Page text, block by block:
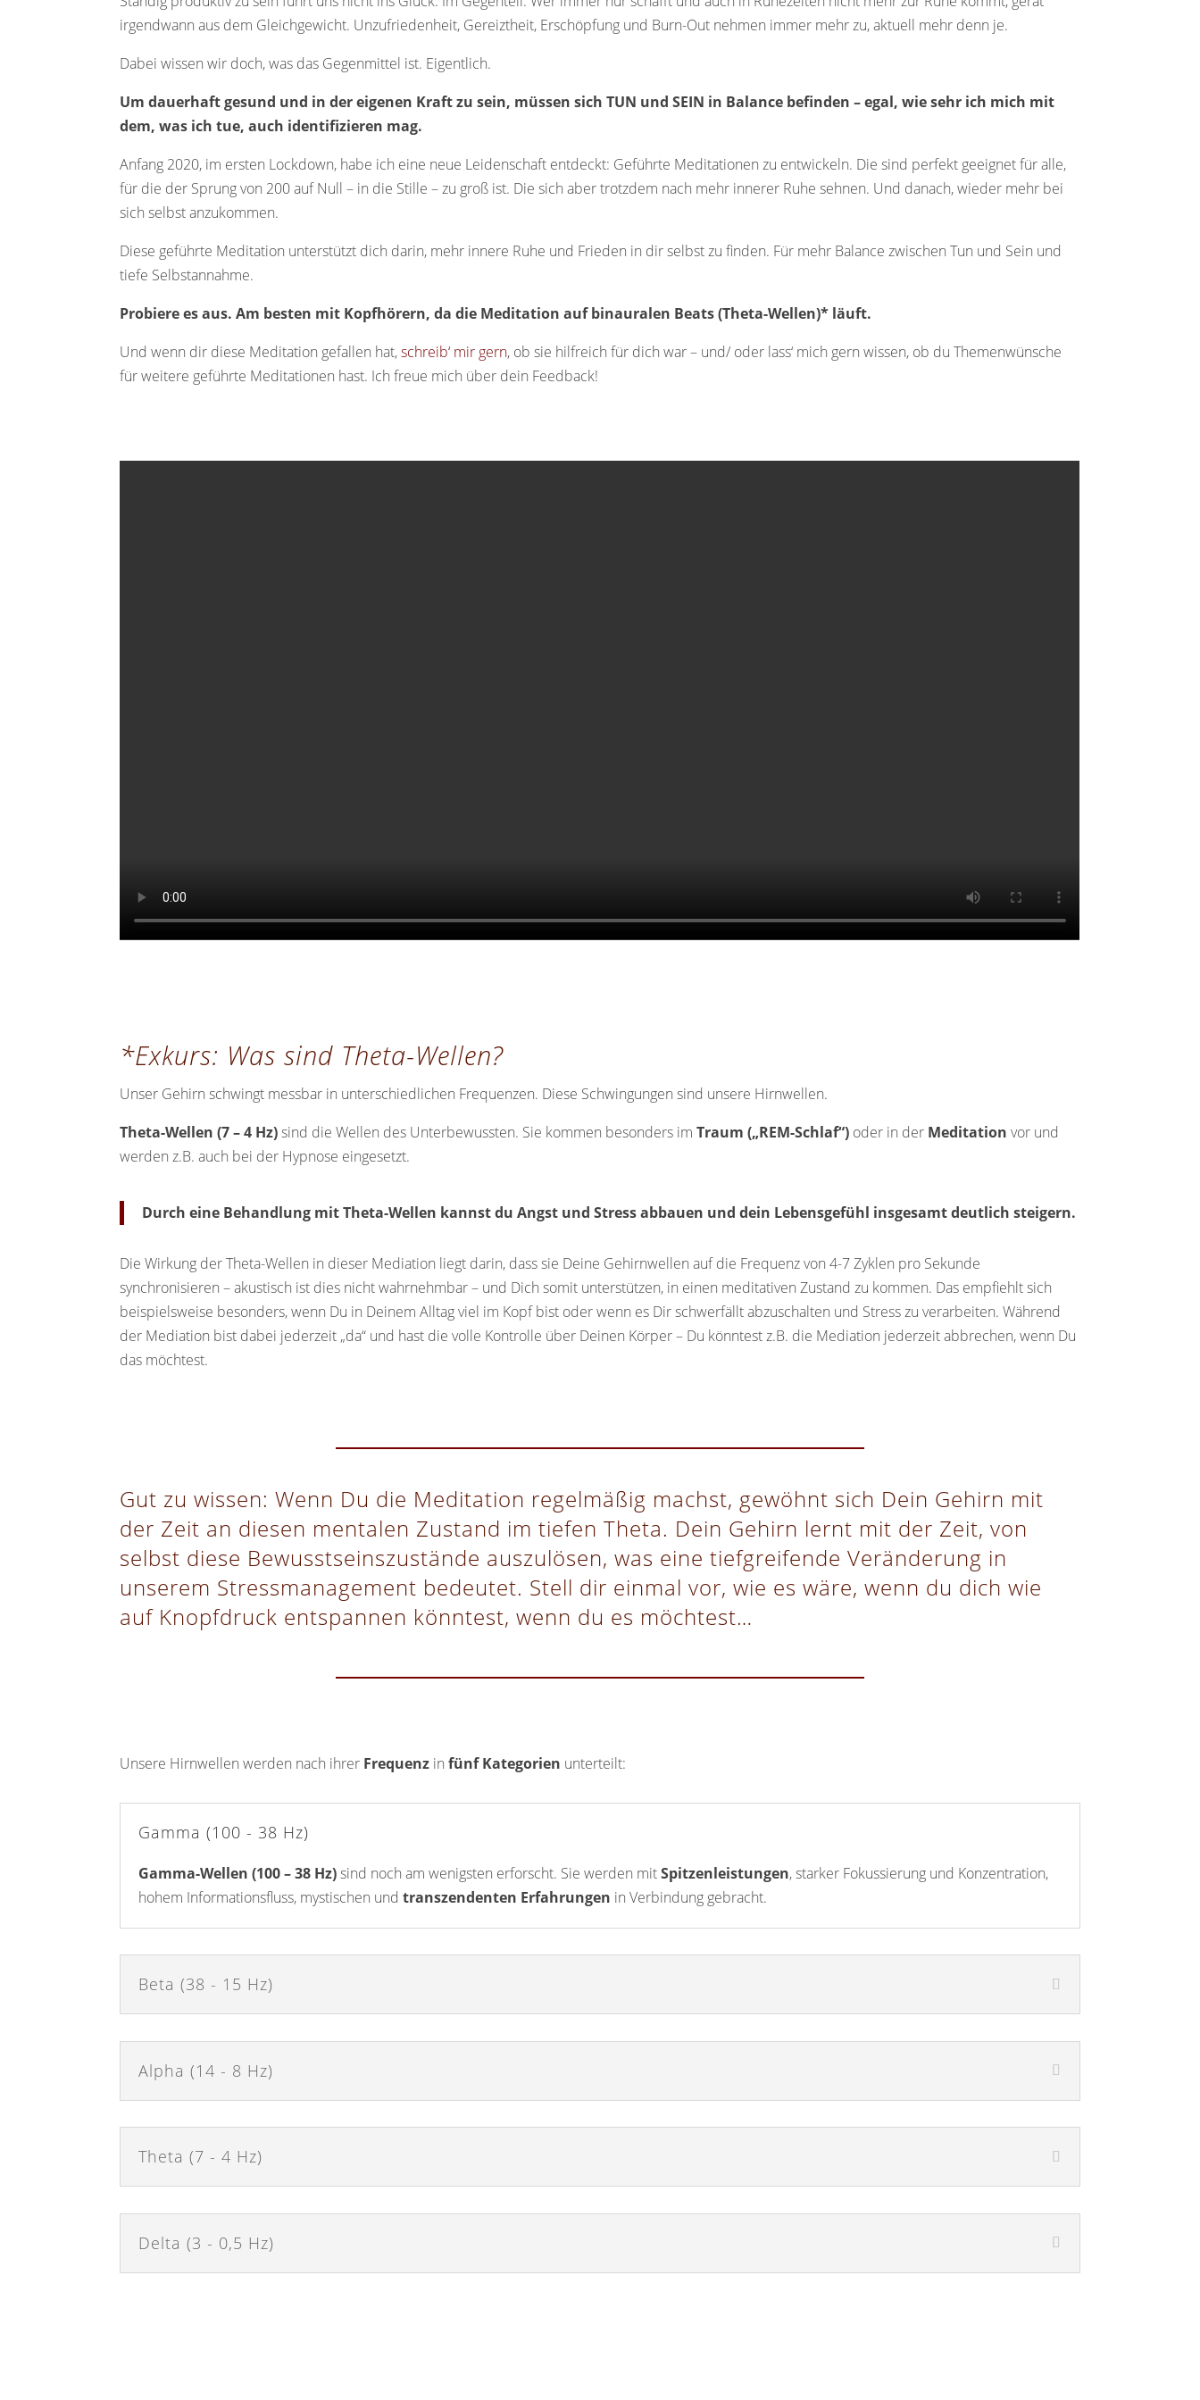
irgendwann aus dem Gleichgewicht. Unzufriedenheit, Gereiztheit, Erschöpfung und Burn-Out nehmen immer mehr zu, aktuell mehr denn je.
Dabei wissen wir doch, was das Gegenmittel ist. Eigentlich.
Um dauerhaft gesund und in der eigenen Kraft zu sein, müssen sich TUN und SEIN in Balance befinden – egal, wie sehr ich mich mit
dem, was ich tue, auch identifizieren mag.
Anfang 2020, im ersten Lockdown, habe ich eine neue Leidenschaft entdeckt: Geführte Meditationen zu entwickeln. Die sind perfekt geeignet für alle,
für die der Sprung von 200 auf Null – in die Stille – zu groß ist. Die sich aber trotzdem nach mehr innerer Ruhe sehnen. Und danach, wieder mehr bei
sich selbst anzukommen.
Diese geführte Meditation unterstützt dich darin, mehr innere Ruhe und Frieden in dir selbst zu finden. Für mehr Balance zwischen Tun und Sein und
tiefe Selbstannahme.
Probiere es aus. Am besten mit Kopfhörern, da die Meditation auf binauralen Beats (Theta-Wellen)* läuft.
Und wenn dir diese Meditation gefallen hat,schreib‘ mir gern, ob sie hilfreich für dich war – und/ oder lass‘ mich gern wissen, ob du Themenwünsche
für weitere geführte Meditationen hast. Ich freue mich über dein Feedback!
*Exkurs: Was sind Theta-Wellen?
Unser Gehirn schwingt messbar in unterschiedlichen Frequenzen. Diese Schwingungen sind unsere Hirnwellen.
Theta-Wellen (7 – 4 Hz)sind die Wellen des Unterbewussten. Sie kommen besonders imTraum („REM-Schlaf“) oder in der Meditation vor und
werden z.B. auch bei der Hypnose eingesetzt.
Durch eine Behandlung mit Theta-Wellen kannst du Angst und Stress abbauen und dein Lebensgefühl insgesamt deutlich steigern.
Die Wirkung der Theta-Wellen in dieser Mediation liegt darin, dass sie Deine Gehirnwellen auf die Frequenz von 4-7 Zyklen pro Sekunde
synchronisieren – akustisch ist dies nicht wahrnehmbar – und Dich somit unterstützen, in einen meditativen Zustand zu kommen. Das empfiehlt sich
beispielsweise besonders, wenn Du in Deinem Alltag viel im Kopf bist oder wenn es Dir schwerfällt abzuschalten und Stress zu verarbeiten. Während
der Mediation bist dabei jederzeit „da“ und hast die volle Kontrolle über Deinen Körper – Du könntest z.B. die Mediation jederzeit abbrechen, wenn Du
das möchtest.
Gut zu wissen: Wenn Du die Meditation regelmäßig machst, gewöhnt sich Dein Gehirn mit
der Zeit an diesen mentalen Zustand im tiefen Theta. Dein Gehirn lernt mit der Zeit, von
selbst diese Bewusstseinszustände auszulösen, was eine tiefgreifende Veränderung in
unserem Stressmanagement bedeutet. Stell dir einmal vor, wie es wäre, wenn du dich wie
auf Knopfdruck entspannen könntest, wenn du es möchtest…
Unsere Hirnwellen werden nach ihrer Frequenz infünf Kategorien unterteilt:
Gamma (100 - 38 Hz)
Gamma-Wellen (100 – 38 Hz)sind noch am wenigsten erforscht. Sie werden mitSpitzenleistungen, starker Fokussierung und Konzentration,
hohem Informationsfluss, mystischen undtranszendenten Erfahrungen in Verbindung gebracht.
Beta (38 - 15 Hz)
Alpha (14 - 8 Hz)
Theta (7 - 4 Hz)
Delta (3 - 0,5 Hz)